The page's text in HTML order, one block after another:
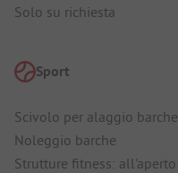
Solo su richiesta
Sport
Scivolo per alaggio barche
Noleggio barche
Strutture fitness: all'aperto